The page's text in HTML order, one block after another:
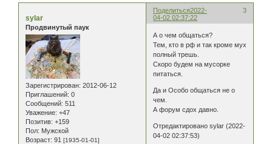
Поделиться 3
2022-
04-02 02:37:22
sylar
Продвинутый паук
Зарегистрирован: 2012-06-12
Приглашений: 0
Сообщений: 511
Уважение: +47
Позитив: +159
Пол: Мужской
Возраст: 91 [1935-01-01]
А о чем общаться?
Тем, кто в рф и так кроме мух
полный трешь.
Скоро будем на мусорке
питаться.
Да и Особо общаться не о
чем.
А форум сдох давно.
Отредактировано sylar (2022-
04-02 02:37:53)